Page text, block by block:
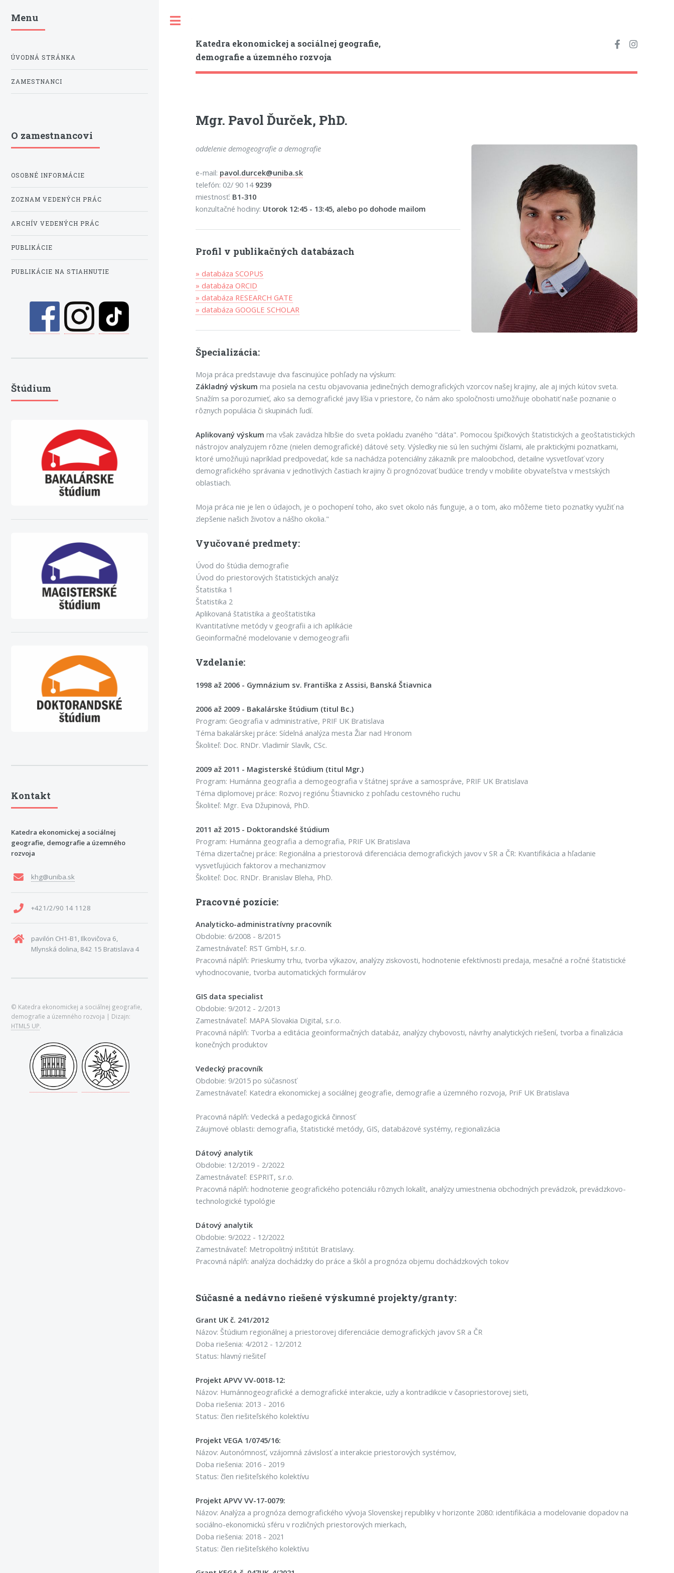
Katedra ekonomickej a sociálnej geografie,
demografie a územného rozvoja
Mgr. Pavol Ďurček, PhD.
oddelenie demogeografie a demografie
e-mail: pavol.durcek@uniba.sk
telefón: 02/ 90 14 9239
miestnosť: B1-310
konzultačné hodiny: Utorok 12:45 - 13:45, alebo po dohode mailom
Profil v publikačných databázach
» databáza SCOPUS
» databáza ORCID
» databáza RESEARCH GATE
» databáza GOOGLE SCHOLAR
Špecializácia:
Moja práca predstavuje dva fascinujúce pohľady na výskum:
Základný výskumma posiela na cestu objavovania jedinečných demografických vzorcov našej krajiny, ale aj iných kútov sveta.
Snažím sa porozumieť, ako sa demografické javy líšia v priestore, čo nám ako spoločnosti umožňuje obohatiť naše poznanie o
rôznych populácia či skupinách ľudí.
Aplikovaný výskumma však zavádza hlbšie do sveta pokladu zvaného "dáta". Pomocou špičkových štatistických a geoštatistických
nástrojov analyzujem rôzne (nielen demografické) dátové sety. Výsledky nie sú len suchými číslami, ale praktickými poznatkami,
ktoré umožňujú napríklad predpovedať, kde sa nachádza potenciálny zákazník pre maloobchod, detailne vysvetľovať vzory
demografického správania v jednotlivých častiach krajiny či prognózovať budúce trendy v mobilite obyvateľstva v mestských
oblastiach.
Moja práca nie je len o údajoch, je o pochopení toho, ako svet okolo nás funguje, a o tom, ako môžeme tieto poznatky využiť na
zlepšenie našich životov a nášho okolia."
Vyučované predmety:
Úvod do štúdia demografie
Úvod do priestorových štatistických analýz
Štatistika 1
Štatistika 2
Aplikovaná štatistika a geoštatistika
Kvantitatívne metódy v geografii a ich aplikácie
Geoinformačné modelovanie v demogeografii
Vzdelanie:
1998 až 2006 - Gymnázium sv. Františka z Assisi, Banská Štiavnica
2006 až 2009 - Bakalárske štúdium (titul Bc.)
Program: Geografia v administratíve, PRIF UK Bratislava
Téma bakalárskej práce: Sídelná analýza mesta Žiar nad Hronom
Školiteľ: Doc. RNDr. Vladimír Slavík, CSc.
2009 až 2011 - Magisterské štúdium (titul Mgr.)
Program: Humánna geografia a demogeografia v štátnej správe a samospráve, PRIF UK Bratislava
Téma diplomovej práce: Rozvoj regiónu Štiavnicko z pohľadu cestovného ruchu
Školiteľ: Mgr. Eva Džupinová, PhD.
2011 až 2015 - Doktorandské štúdium
Program: Humánna geografia a demografia, PRIF UK Bratislava
Téma dizertačnej práce: Regionálna a priestorová diferenciácia demografických javov v SR a ČR: Kvantifikácia a hľadanie
vysvetľujúcich faktorov a mechanizmov
Školiteľ: Doc. RNDr. Branislav Bleha, PhD.
Pracovné pozície:
Analyticko-administratívny pracovník
Obdobie: 6/2008 - 8/2015
Zamestnávateľ: RST GmbH, s.r.o.
Pracovná náplň: Prieskumy trhu, tvorba výkazov, analýzy ziskovosti, hodnotenie efektívnosti predaja, mesačné a ročné štatistické
vyhodnocovanie, tvorba automatických formulárov
GIS data specialist
Obdobie: 9/2012 - 2/2013
Zamestnávateľ: MAPA Slovakia Digital, s.r.o.
Pracovná náplň: Tvorba a editácia geoinformačných databáz, analýzy chybovosti, návrhy analytických riešení, tvorba a finalizácia
konečných produktov
Vedecký pracovník
Obdobie: 9/2015 po súčasnosť
Zamestnávateľ: Katedra ekonomickej a sociálnej geografie, demografie a územného rozvoja, PriF UK Bratislava
Pracovná náplň: Vedecká a pedagogická činnosť
Záujmové oblasti: demografia, štatistické metódy, GIS, databázové systémy, regionalizácia
Dátový analytik
Obdobie: 12/2019 - 2/2022
Zamestnávateľ: ESPRIT, s.r.o.
Pracovná náplň: hodnotenie geografického potenciálu rôznych lokalít, analýzy umiestnenia obchodných prevádzok, prevádzkovo-
technologické typológie
Dátový analytik
Obdobie: 9/2022 - 12/2022
Zamestnávateľ: Metropolitný inštitút Bratislavy.
Pracovná náplň: analýza dochádzky do práce a škôl a prognóza objemu dochádzkových tokov
Súčasné a nedávno riešené výskumné projekty/granty:
Grant UK č. 241/2012
Názov: Štúdium regionálnej a priestorovej diferenciácie demografických javov SR a ČR
Doba riešenia: 4/2012 - 12/2012
Status: hlavný riešiteľ
Projekt APVV VV-0018-12:
Názov: Humánnogeografické a demografické interakcie, uzly a kontradikcie v časopriestorovej sieti,
Doba riešenia: 2013 - 2016
Status: člen riešiteľského kolektívu
Projekt VEGA 1/0745/16:
Názov: Autonómnosť, vzájomná závislosť a interakcie priestorových systémov,
Doba riešenia: 2016 - 2019
Status: člen riešiteľského kolektívu
Projekt APVV VV-17-0079:
Názov: Analýza a prognóza demografického vývoja Slovenskej republiky v horizonte 2080: identifikácia a modelovanie dopadov na
sociálno-ekonomickú sféru v rozličných priestorových mierkach,
Doba riešenia: 2018 - 2021
Status: člen riešiteľského kolektívu
Menu
ÚVODNÁ STRÁNKA
ZAMESTNANCI
O zamestnancovi
OSOBNÉ INFORMÁCIE
ZOZNAM VEDENÝCH PRÁC
ARCHÍV VEDENÝCH PRÁC
PUBLIKÁCIE
PUBLIKÁCIE NA STIAHNUTIE
Štúdium
Kontakt
Katedra ekonomickej a sociálnej
geografie, demografie a územného
rozvoja
khg@uniba.sk
+421/2/90 14 1128
pavilón CH1-B1, Ilkovičova 6,
Mlynská dolina, 842 15 Bratislava 4
© Katedra ekonomickej a sociálnej geografie,
demografie a územného rozvoja | Dizajn:
HTML5 UP.